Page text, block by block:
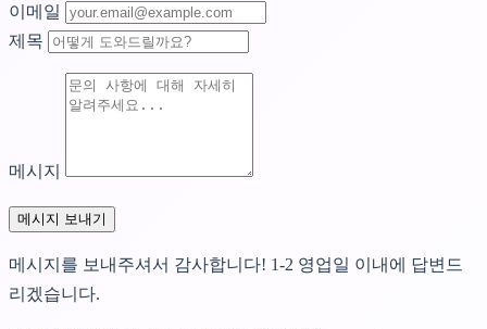
이메일
제목
메시지
메시지 보내기
메시지를 보내주셔서 감사합니다! 1-2 영업일 이내에 답변드
리겠습니다.